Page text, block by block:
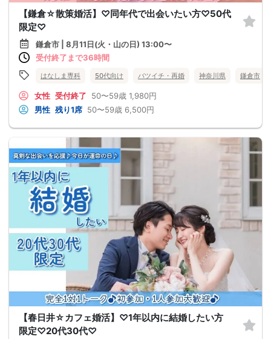
【鎌倉☆散策婚活】♡同年代で出会いたい方♡50代
限定♡
鎌倉市 | 8月11日(火・山の日) 13:00〜
受付終了まで36時間
はなしま専科 50代向け バツイチ・再婚 神奈川県 鎌倉市
女性 受付終了 50〜59歳 1,980円
男性 残り1席 50〜59歳 6,500円
【春日井☆カフェ婚活】♡1年以内に結婚したい方
限定♡20代30代♡